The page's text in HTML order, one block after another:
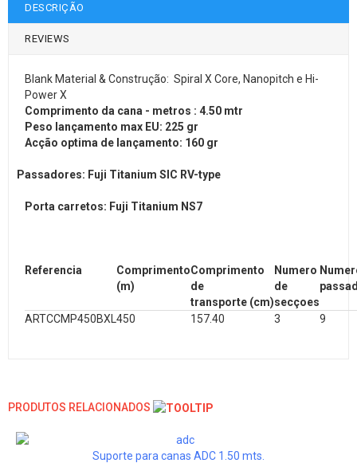
DESCRIÇÃO
REVIEWS
Blank Material & Construção: Spiral X Core, Nanopitch e Hi-
Power X
Comprimento da cana - metros : 4.50 mtr
Peso lançamento max EU: 225 gr
Acção optima de lançamento: 160 gr
Passadores: Fuji Titanium SIC RV-type
Porta carretos: Fuji Titanium NS7
Referencia
Comprimento
(m)
Comprimento
de
transporte (cm)
Numero
de
secçoes
ARTCCMP450BXL 450 157.40 3 9
PRODUTOS RELACIONADOS
Suporte para canas ADC 1.50 mts.